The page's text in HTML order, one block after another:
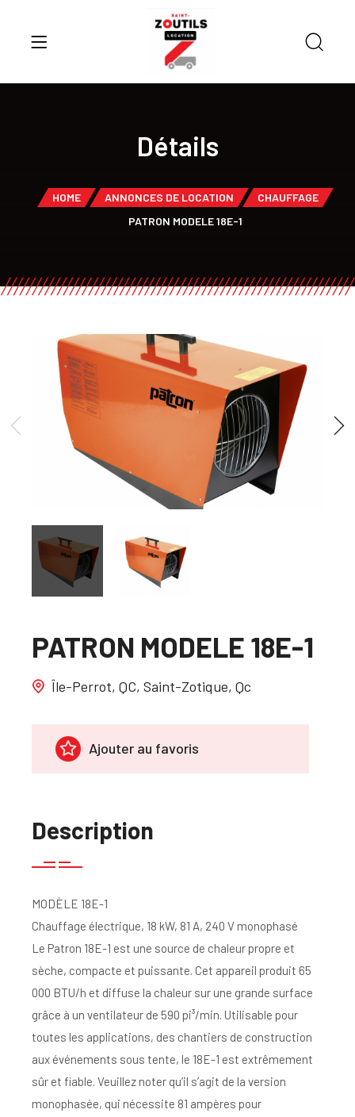
Détails
HOME ANNONCES DE LOCATION
CHAUFFAGE
PATRON MODELE 18E-1
PATRON MODELE 18E-1
Île-Perrot, QC, Saint-Zotique, Qc
Ajouter au favoris
Description
MODÈLE 18E-1
Chauffage électrique, 18 kW, 81 A, 240 V monophasé
Le Patron 18E-1 est une source de chaleur propre et
sèche, compacte et puissante. Cet appareil produit 65
000 BTU/h et diffuse la chaleur sur une grande surface
grâce à un ventilateur de 590 pi³/min. Utilisable pour
toutes les applications, des chantiers de construction
aux événements sous tente, le 18E-1 est extrêmement
sûr et fiable. Veuillez noter qu’il s’agit de la version
monophasée, qui nécessite 81 ampères pour